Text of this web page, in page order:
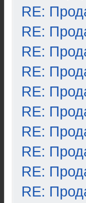
RE:
RE:
RE:
RE:
RE:
RE:
RE:
RE:
RE:
RE: